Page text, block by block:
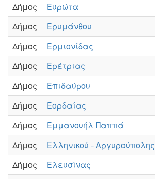
Δήμος
Ευρώτα
Δήμος
Ερυμάνθου
Δήμος
Ερμιονίδας
Δήμος
Ερέτριας
Δήμος
Επιδαύρου
Δήμος
Εορδαίας
Δήμος
Εμμανουήλ Παππά
Δήμος
Ελληνικού - Αργυρούπολης
Δήμος
Ελευσίνας